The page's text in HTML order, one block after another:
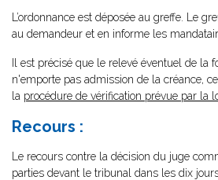
L’ordonnance est déposée au greffe. Le
au demandeur et en informe les
Il est précisé que le relevé éventuel de la
n'emporte pas admission de la créance,
la procédure de vérification prévue par la
Recours :
Le recours contre la décision du juge
parties devant le tribunal dans les dix